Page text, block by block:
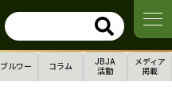
ブルワー コラム
JBJA
活動
メディア
掲載